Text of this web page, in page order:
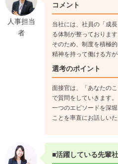
↓
《入社5年目》
主任に昇格し、定型業務にとど
定型業務においても自立して対応
与えられた枠組みの中で自分の
《入社10年目》
5年目までに培った実績と適性を
職の自身の強みを最大限に活か
人事担当
者
コメント
当社には、社員の「成
る体制が整っております
そのため、制度を積極
精神を持って働ける方が
選考のポイント
面接官は、「あなたの
で質問をしていきます。
一つのエピソードを深
ことを率直にお話しい
■活躍している先輩